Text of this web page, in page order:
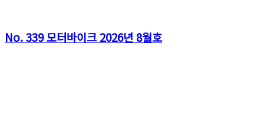
No. 339 모터바이크 2026년 8월호